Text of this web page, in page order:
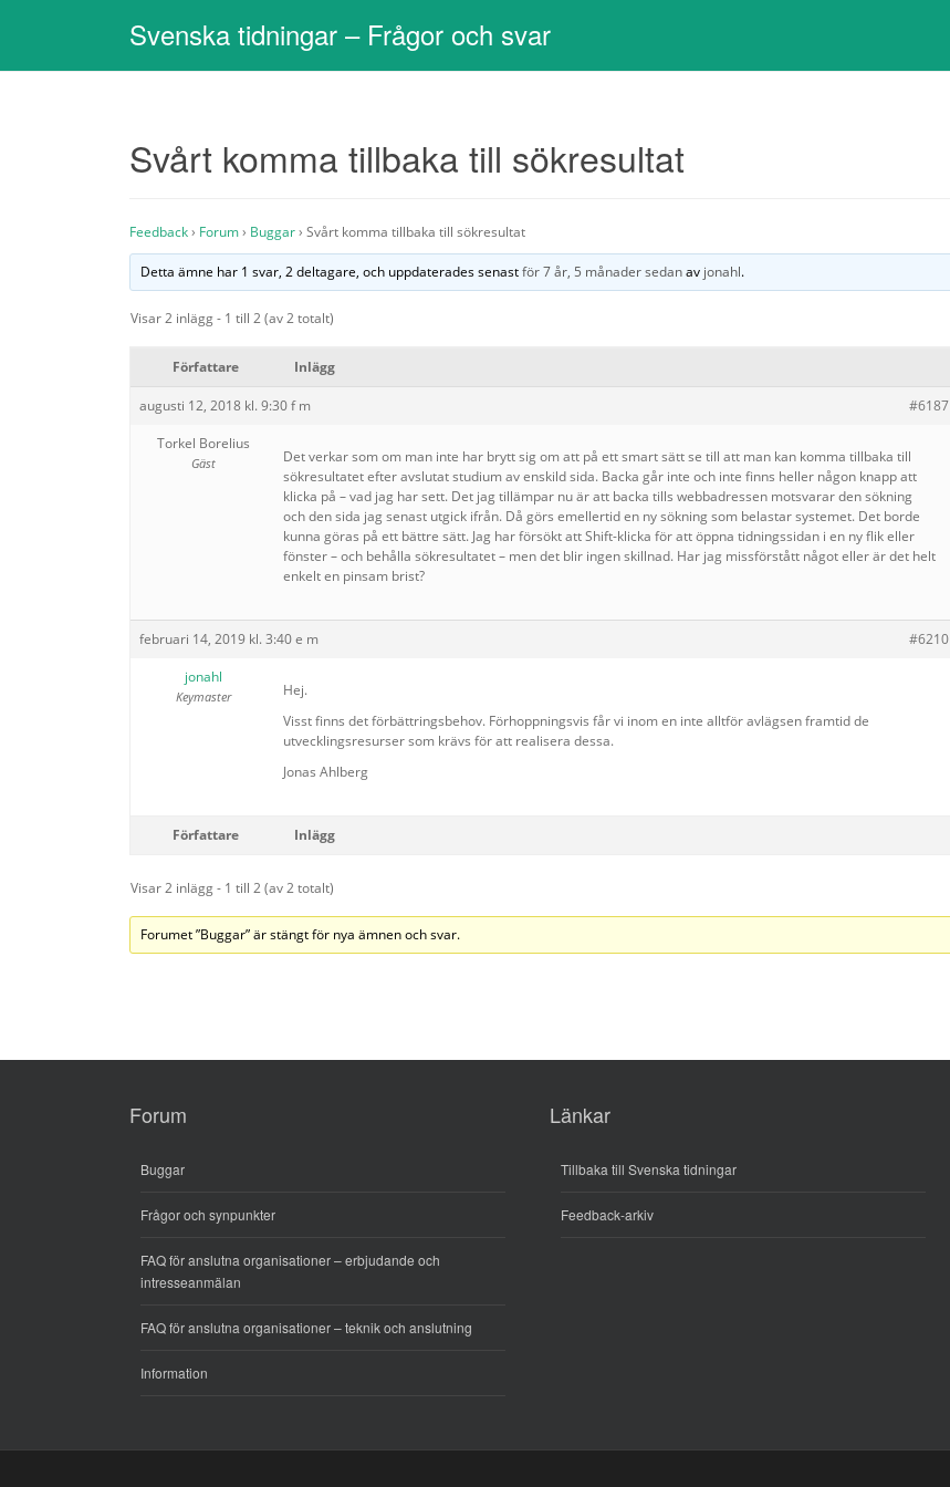
Svenska tidningar – Frågor och svar
Svårt komma tillbaka till sökresultat
Feedback› Forum› Buggar› Svårt komma tillbaka till sökresultat
Detta ämne har 1 svar, 2 deltagare, och uppdaterades senastför 7 år, 5 månader sedanav jonahl.
Visar 2 inlägg - 1 till 2 (av 2 totalt)
Författare Inlägg
augusti 12, 2018 kl. 9:30 f m
#6187
Torkel Borelius
Gäst
Det verkar som om man inte har brytt sig om att på ett smart sätt se till att man kan komma tillbaka till
sökresultatet efter avslutat studium av enskild sida. Backa går inte och inte finns heller någon knapp att
klicka på – vad jag har sett. Det jag tillämpar nu är att backa tills webbadressen motsvarar den sökning
och den sida jag senast utgick ifrån. Då görs emellertid en ny sökning som belastar systemet. Det borde
kunna göras på ett bättre sätt. Jag har försökt att Shift-klicka för att öppna tidningssidan i en ny flik eller
fönster – och behålla sökresultatet – men det blir ingen skillnad. Har jag missförstått något eller är det helt
enkelt en pinsam brist?
februari 14, 2019 kl. 3:40 e m
#6210
jonahl
Keymaster
Hej.
Visst finns det förbättringsbehov. Förhoppningsvis får vi inom en inte alltför avlägsen framtid de
utvecklingsresurser som krävs för att realisera dessa.
Jonas Ahlberg
Författare Inlägg
Visar 2 inlägg - 1 till 2 (av 2 totalt)
Forumet ”Buggar” är stängt för nya ämnen och svar.
Forum
Buggar
Frågor och synpunkter
FAQ för anslutna organisationer – erbjudande och
intresseanmälan
FAQ för anslutna organisationer – teknik och anslutning
Information
Länkar
Tillbaka till Svenska tidningar
Feedback-arkiv